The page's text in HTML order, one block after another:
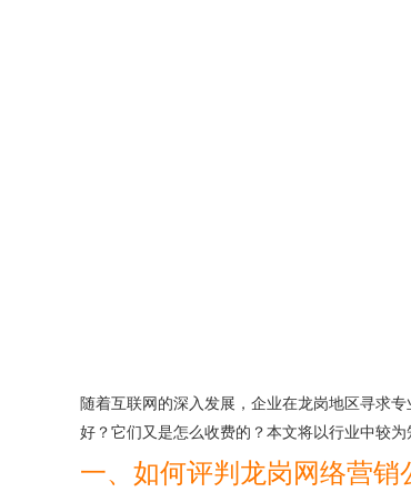
随着互联网的深入发展，企业在龙岗地区寻求
好？它们又是怎么收费的？本文将以行业中较
一、如何评判龙岗网络营销